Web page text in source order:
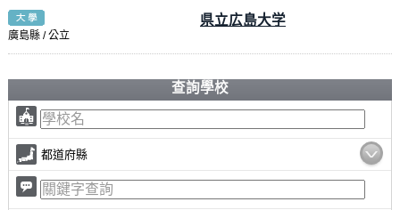
廣島縣 / 公立
県立広島大学
查詢學校
都道府縣